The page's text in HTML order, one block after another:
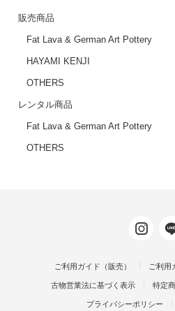
販売商品
Fat Lava & German Art Pottery
HAYAMI KENJI
OTHERS
レンタル商品
Fat Lava & German Art Pottery
OTHERS
ご利用ガイド（販売） ご利用
古物営業法に基づく表示 特定
プライバシーポリシー